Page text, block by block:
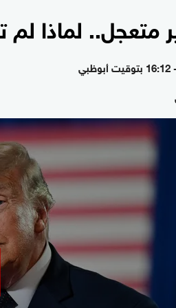
متعجل.. لماذا